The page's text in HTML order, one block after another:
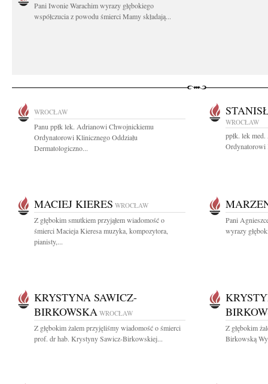
Pani Iwonie Warachim wyrazy głębokiego
współczucia z powodu śmierci Mamy składają...
WROCŁAW
Panu ppłk lek. Adrianowi Chwojnickiemu
Ordynatorowi Klinicznego Oddziału
Dermatologiczno...
WROCŁAW
ppłk. lek
Ordynatorowi
MACIEJ KIERES WROCŁAW
Z głębokim smutkiem przyjąłem wiadomość o
śmierci Macieja Kieresa muzyka, kompozytora,
pianisty,...
Pani
wyrazy
KRYSTYNA SAWICZ-
BIRKOWSKA WROCŁAW
Z głębokim żalem przyjęliśmy wiadomość o śmierci
prof. dr hab. Krystyny Sawicz-Birkowskiej...
Z głębokim
Birkowską